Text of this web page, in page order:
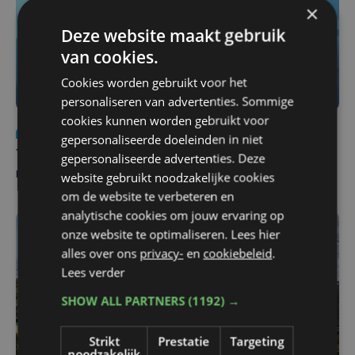
do 6 augustus | 21:30
Yaro (19), slachtoffer van vechtpartij, is na
maandenlange coma overleden
×
Deze website maakt gebruik
van cookies.
Cookies worden gebruikt voor het
personaliseren van advertenties. Sommige
cookies kunnen worden gebruikt voor
gepersonaliseerde doeleinden in niet
gepersonaliseerde advertenties. Deze
website gebruikt noodzakelijke cookies
om de website te verbeteren en
analytische cookies om jouw ervaring op
onze website te optimaliseren. Lees hier
alles over ons privacy- en cookiebeleid.
Lees verder
SHOW ALL PARTNERS(1192) →
Strikt
Prestatie Targeting